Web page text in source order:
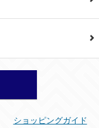
ショッピングガイド